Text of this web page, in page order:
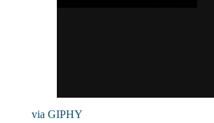
via GIPHY